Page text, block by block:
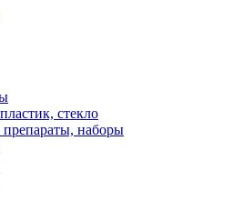
стекло
наборы